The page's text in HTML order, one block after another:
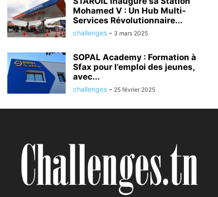
Mohamed V : Un Hub Multi-
Services Révolutionnaire...
challenges - 3 mars 2025
SOPAL Academy : Formation à
Sfax pour l’emploi des jeunes,
avec...
challenges - 25 février 2025